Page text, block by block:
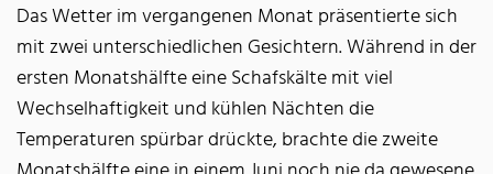
Das Wetter im vergangenen Monat präsentierte sich
mit zwei unterschiedlichen Gesichtern. Während in der
ersten Monatshälfte eine Schafskälte mit viel
Wechselhaftigkeit und kühlen Nächten die
Temperaturen spürbar drückte, brachte die zweite